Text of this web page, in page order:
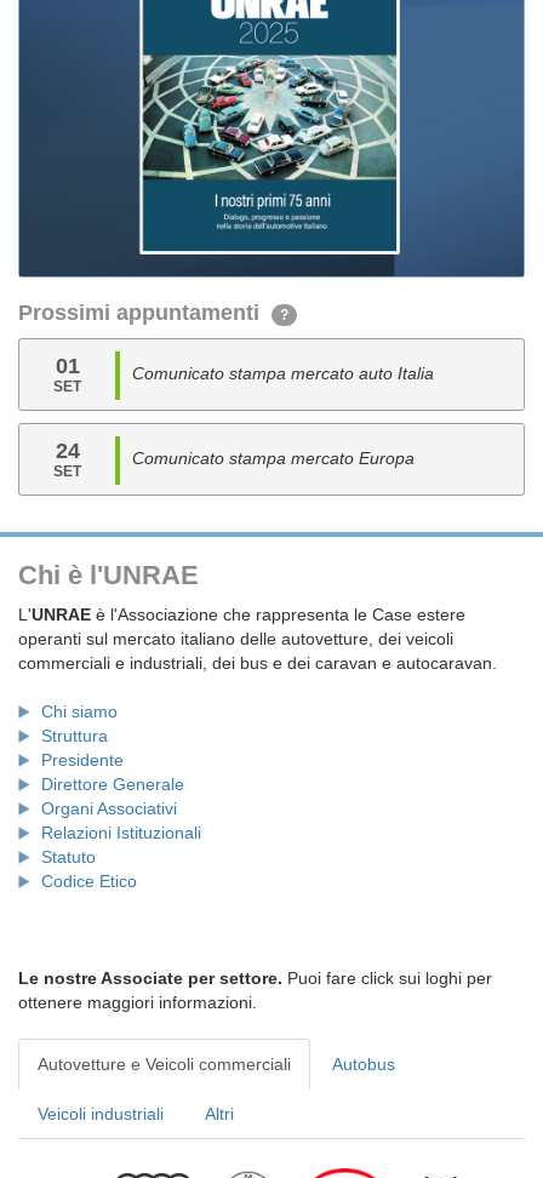
Prossimi appuntamenti ?
01
SET
Comunicato stampa mercato auto Italia
24
SET
Comunicato stampa mercato Europa
Chi è l'UNRAE
L'UNRAE è l'Associazione che rappresenta le Case estere
operanti sul mercato italiano delle autovetture, dei veicoli
commerciali e industriali, dei bus e dei caravan e autocaravan.
Chi siamo
Struttura
Presidente
Direttore Generale
Organi Associativi
Relazioni Istituzionali
Statuto
Codice Etico
Le nostre Associate per settore. Puoi fare click sui loghi per
ottenere maggiori informazioni.
Autovetture e Veicoli commerciali Autobus
Veicoli industriali Altri